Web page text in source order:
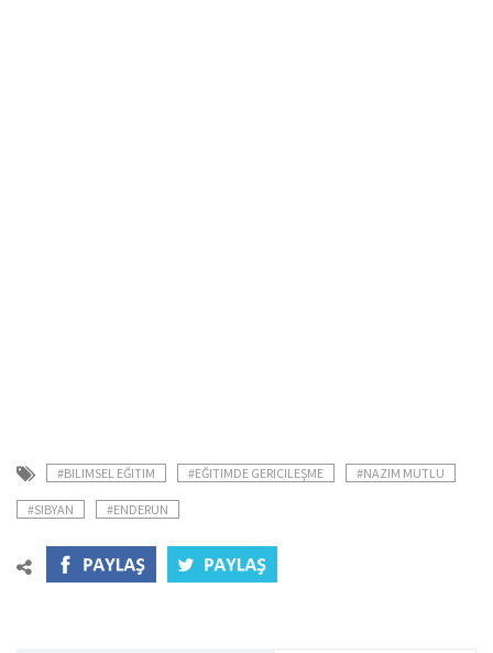
#BILIMSEL EĞITIM #EĞITIMDE GERICILEŞME #NAZIM MUTLU
#SIBYAN #ENDERUN